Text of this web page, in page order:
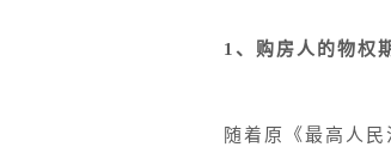
1、购房人的物权
随着原《最高人